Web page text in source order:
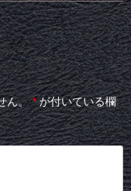
ん。 *が付いている欄